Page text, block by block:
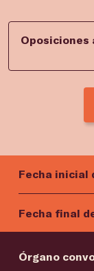
Fecha inicial
Fecha final
Órgano